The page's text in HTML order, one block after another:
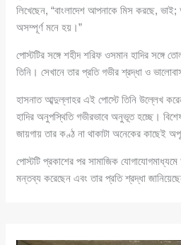
লিখেছেন, “বাংলাদেশ আপনাকে মিস করছে,
অসম্পূর্ণ মনে হয়।”
পোস্টটির সঙ্গে শহীদ শরিফ ওসমান হাদির সঙ্গে
তিনি। সেখানে তার প্রতি গভীর শ্রদ্ধা ও
হাসনাত আব্দুল্লাহর এই পোস্টে তিনি উল্লেখ
হাদির অনুপস্থিতি গভীরভাবে অনুভূত হচ্ছে।
জায়গায় তার কণ্ঠ না থাকাটা অনেকের কাছেই
পোস্টটি প্রকাশের পর সামাজিক
মন্তব্য করেছেন এবং তার প্রতি শ্রদ্ধা